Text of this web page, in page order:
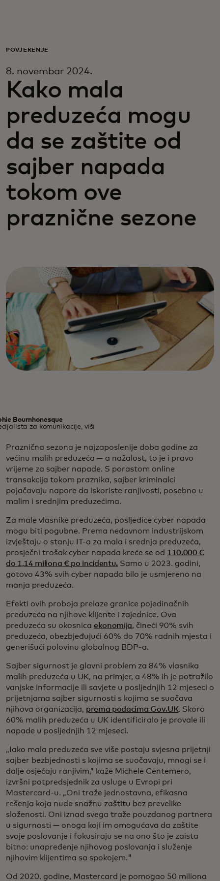
Za biznis
Za svijet
Za inovatore
Novosti i trendovi
POVJERENJE
8. novembar 2024.
Kako mala
preduzeća mogu
da se zaštite od
sajber napada
tokom ove
praznične sezone
Bournhonesque
za komunikacije, viši
Praznična sezona je najzaposlenije doba godine za
većinu malih preduzeća — a nažalost, to je i pravo
vrijeme za sajber napade. S porastom online
transakcija tokom praznika, sajber kriminalci
pojačavaju napore da iskoriste ranjivosti, posebno u
malim i srednjim preduzećima.
Za male vlasnike preduzeća, posljedice cyber napada
mogu biti pogubne. Prema nedavnom industrijskom
izvještaju o stanju IT-a za mala i srednja preduzeća,
prosječni trošak cyber napada kreće se od 110.000 €
do 1,14 miliona € po incidentu. Samo u 2023. godini,
gotovo 43% svih cyber napada bilo je usmjereno na
manja preduzeća.
Efekti ovih proboja prelaze granice pojedinačnih
preduzeća na njihove klijente i zajednice. Ova
preduzeća su okosnica ekonomija, čineći 90% svih
preduzeća, obezbjeđujući 60% do 70% radnih mjesta i
generišući polovinu globalnog BDP-a.
Sajber sigurnost je glavni problem za 84% vlasnika
malih preduzeća u UK, na primjer, a 48% ih je potražilo
vanjske informacije ili savjete u posljednjih 12 mjeseci o
prijetnjama sajber sigurnosti s kojima se suočava
njihova organizacija, prema podacima Gov.UK. Skoro
60% malih preduzeća u UK identificiralo je provale ili
napade u posljednjih 12 mjeseci.
„Iako mala preduzeća sve više postaju svjesna prijetnji
sajber bezbjednosti s kojima se suočavaju, mnogi se i
dalje osjećaju ranjivim,” kaže Michele Centemero,
izvršni potpredsjednik za usluge u Evropi pri
Mastercard-u. „Oni traže jednostavna, efikasna
rešenja koja nude snažnu zaštitu bez prevelike
složenosti. Oni iznad svega traže pouzdanog partnera
u sigurnosti — onoga koji im omogućava da zaštite
svoje poslovanje i fokusiraju se na ono što je zaista
bitno: unapređenje njihovog poslovanja i služenje
njihovim klijentima sa spokojem."
Od 2020. godine, Mastercard je pomogao 50 miliona